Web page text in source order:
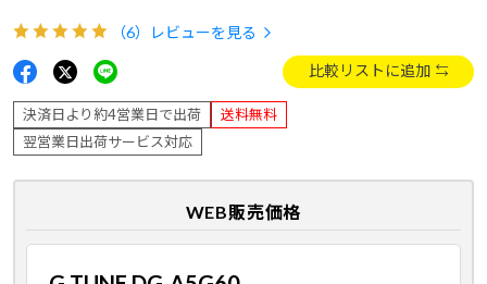
（6） レビューを見る
比較リストに追加
決済日より約4営業日で出荷
送料無料
翌営業日出荷サービス対応
WEB販売価格